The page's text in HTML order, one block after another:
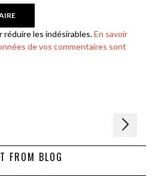
les indésirables.En savoir
de vos commentaires sont
FROM BLOG